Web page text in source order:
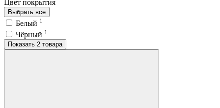
Цвет покрытия
Выбрать все
Белый 1
Чёрный 1
Показать 2 товара